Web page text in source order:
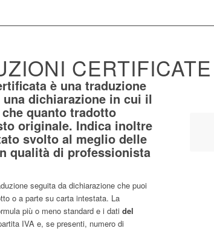
è una traduzione
una dichiarazione in cui il
quanto tradotto
originale. Indica inoltre
svolto al meglio delle
qualità di professionista
seguita da dichiarazione che puoi
o a parte su carta intestata. La
più o meno standard e i dati del
IVA e, se presenti, numero di